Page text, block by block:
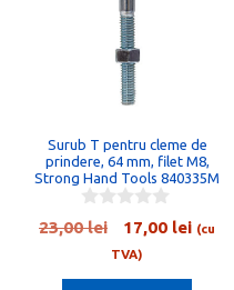
Surub T pentru cleme de
prindere, 64 mm, filet M8,
Strong Hand Tools 840335M
0
o
23,00lei
Prețul
inițial
a
17,00 leiPrețul
este:
(cu
TVA)